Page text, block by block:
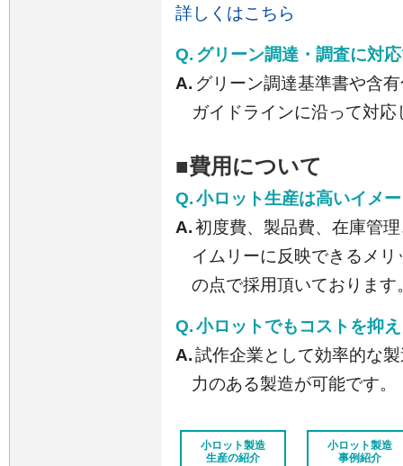
詳しくはこちら
Q. グリーン調達・調査に対
A. グリーン調達基準書や含
ガイドラインに沿って対応
■費用について
Q.小ロット生産は高いイメ
A.初度費、製品費、在庫管
イムリーに反映できるメ
の点で採用頂いております
Q.小ロットでもコストを抑
A.試作企業として効率的な
力のある製造が可能です。
小ロット製造
生産の紹介
小ロット製造
事例紹介